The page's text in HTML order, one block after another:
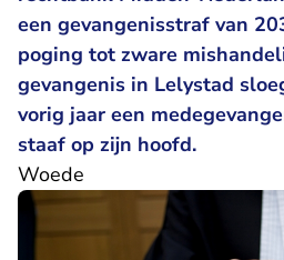
een gevangenisstraf van
poging tot zware
gevangenis in Lelystad
vorig jaar een
staaf op zijn hoofd.
Woede